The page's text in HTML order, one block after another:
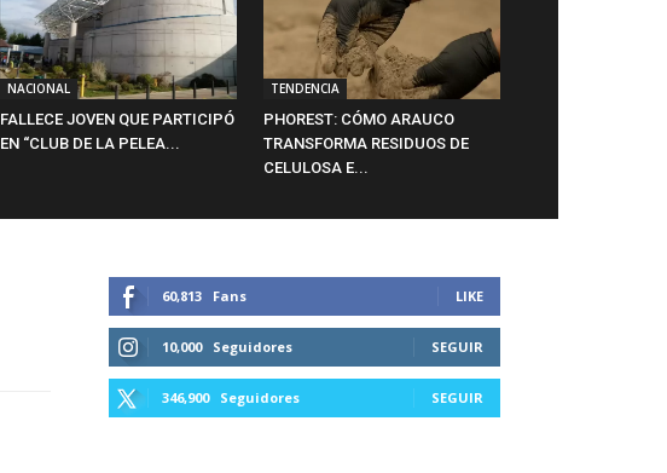
NACIONAL
FALLECE JOVEN QUE PARTICIPÓ
EN “CLUB DE LA PELEA...
TENDENCIA
PHOREST: CÓMO ARAUCO
TRANSFORMA RESIDUOS DE
CELULOSA E...
60,813 Fans LIKE
10,000 Seguidores SEGUIR
346,900 Seguidores SEGUIR